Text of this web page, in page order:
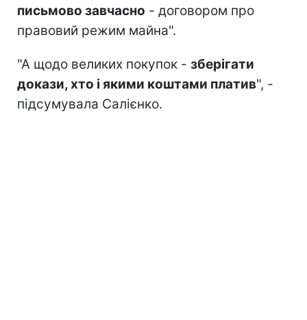
письмово завчасно - договором про
правовий режим майна".
"А щодо великих покупок - зберігати
докази, хто і якими коштами платив", -
підсумувала Салієнко.